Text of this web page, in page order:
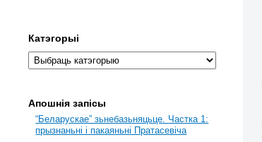
Катэгорыі
Апошнія запісы
“Беларускае” зьнебазьняцьце. Частка 1:
прызнаньні і пакаяньні Пратасевіча